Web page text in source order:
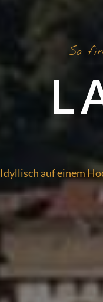
So
Idyllisch auf einem